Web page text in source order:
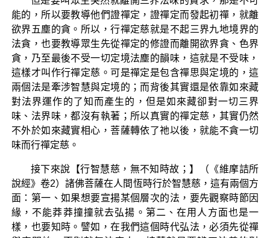
能的，所以要教導他們證禪定，證禪定而發起初禪，就離
欲界五塵的貪。所以，行禪定慈就是不起三界九地境界的
法貪，也要教導眾生先從禪定的修證而離開欲界貪、色界
貪，乃至最後不受一切定境法塵的韻味，這就是不受味，
這樣才叫作行禪定慈。可是禪定是包含禪思與定境的，這
兩個法是牽涉智慧與定境的；而背後其實還是依靠如來藏
對法界運作的了知而產生的，但是如來藏卻對一切三界
味、法界味，都沒有執著；所以真實的禪定慈，其實仍然
不外於如來藏實相心，菩薩轉依了祂以後，就能不貪一切
味而行禪定慈。
接下來說【行智慧慈，無不知時故；】（《維摩詰所
說經》卷2）諸佛菩薩在人間恆時行於智慧慈，這有兩個方
面：第一、如果想要宣揚某個層次的法，要先觀察時節因
緣，不能莽莽撞撞就去弘揚。第二、在用人方面也是一
樣，也要知時。譬如，在我們這個時代弘法，必須先從禪